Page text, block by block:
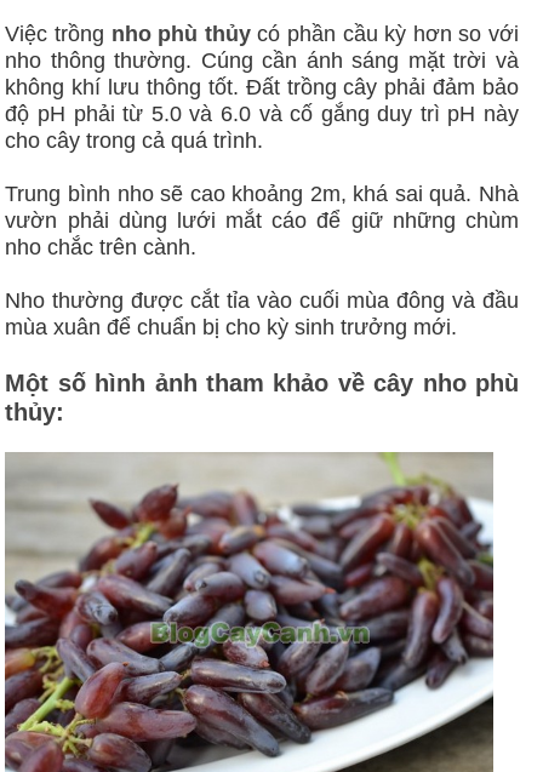
Việc trồng nho phù thủycó phần cầu kỳ hơn so với
nho thông thường. Cúng cần ánh sáng mặt trời và
không khí lưu thông tốt. Đất trồng cây phải đảm bảo
độ pH phải từ 5.0 và 6.0 và cố gắng duy trì pH này
cho cây trong cả quá trình.
Trung bình nho sẽ cao khoảng 2m, khá sai quả. Nhà
vườn phải dùng lưới mắt cáo để giữ những chùm
nho chắc trên cành.
Nho thường được cắt tỉa vào cuối mùa đông và đầu
mùa xuân để chuẩn bị cho kỳ sinh trưởng mới.
Một số hình ảnh tham khảo về cây nho phù
thủy: